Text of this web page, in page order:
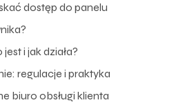
dostęp do panelu
i jak działa?
regulacje i praktyka
biuro obsługi klienta